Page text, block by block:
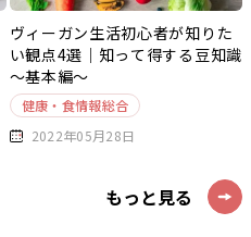
ヴィーガン生活初心者が知りた
い観点4選｜知って得する豆知識
～基本編～
健康・食情報総合
2022年05月28日
もっと見る